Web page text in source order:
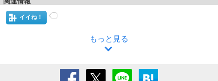
イイね！
もっと見る